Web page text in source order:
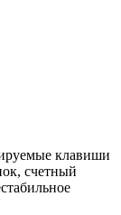
клавиши
счетный